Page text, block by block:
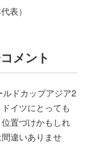
表）
メント
ドカップアジア2
イツにとっても
置づけかもしれ
違いありませ